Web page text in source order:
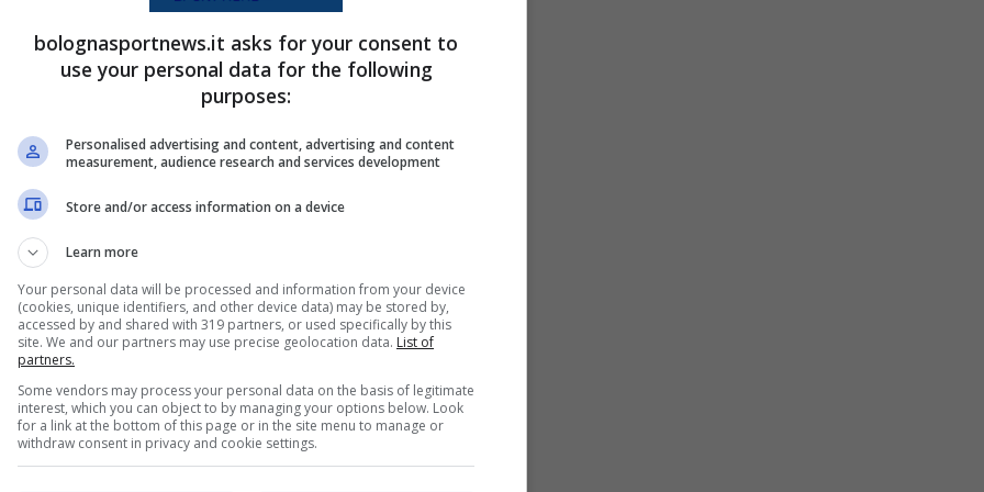
Vasco de Gamaha già collezionato due
assist. La sua valutazione su Transfermakt è
potrebbe chiedere una quindici di milioni di
che potrebbe andare via solo dai 30
è in netto calo in casa Bologna, la dirigenza
come
, talento dell’
Al
circa una quindici di milioni. Per quanto
per la sua posizione in campo.
mezza punta e centravanti rispetto che
bolognasportnews.it asks for your consent to
use your personal data for the following
purposes:
Personalised advertising and content, advertising and content
measurement, audience research and services development
Store and/or access information on a device
Learn more
Your personal data will be processed and information from your device
(cookies, unique identifiers, and other device data) may be stored by,
accessed by and shared with 319 partners, or used specifically by this
site. We and our partners may use precise geolocation data. List of
partners.
Some vendors may process your personal data on the basis of legitimate
interest, which you can object to by managing your options below. Look
for a link at the bottom of this page or in the site menu to manage or
withdraw consent in privacy and cookie settings.